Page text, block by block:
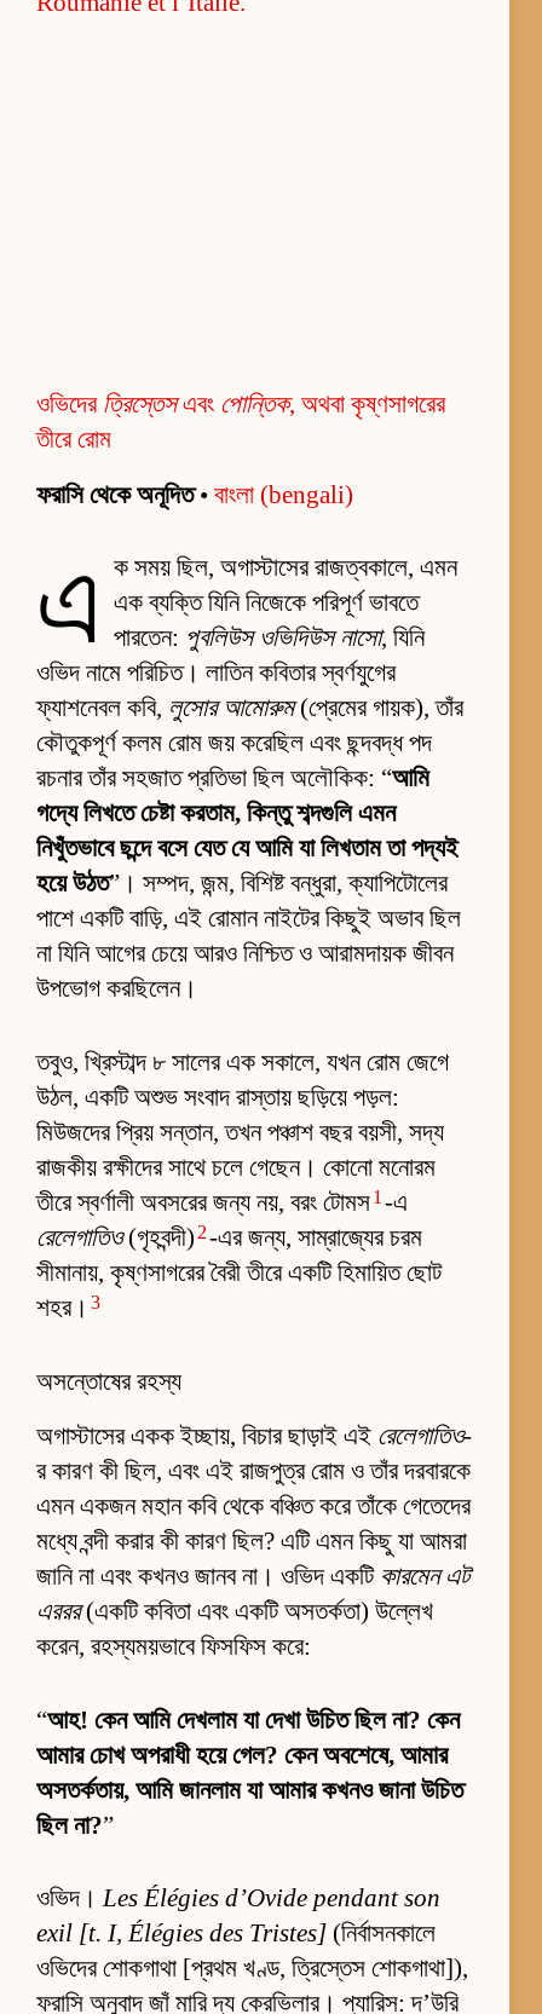
ওভিদের ত্রিস্তেসএবং পোন্তিক, অথবা কৃষ্ণসাগরের
তীরে রোম
ফরাসি থেকে অনূদিত• বাংলা (bengali)
এ
ক সময় ছিল, অগাস্টাসের রাজত্বকালে, এমন
এক ব্যক্তি যিনি নিজেকে পরিপূর্ণ ভাবতে
পারতেন: পুবলিউস ওভিদিউস নাসো, যিনি
ওভিদ নামে পরিচিত। লাতিন কবিতার স্বর্ণযুগের
ফ্যাশনেবল কবি, লুসোর আমোরুম(প্রেমের গায়ক), তাঁর
কৌতুকপূর্ণ কলম রোম জয় করেছিল এবং ছন্দবদ্ধ পদ
রচনার তাঁর সহজাত প্রতিভা ছিল অলৌকিক: “আমি
গদ্যে লিখতে চেষ্টা করতাম, কিন্তু শব্দগুলি এমন
নিখুঁতভাবে ছন্দে বসে যেত যে আমি যা লিখতাম তা পদ্যই
হয়ে উঠত”। সম্পদ, জন্ম, বিশিষ্ট বন্ধুরা, ক্যাপিটোলের
পাশে একটি বাড়ি, এই রোমান নাইটের কিছুই অভাব ছিল
না যিনি আগের চেয়ে আরও নিশ্চিত ও আরামদায়ক জীবন
উপভোগ করছিলেন।
তবুও, খ্রিস্টাব্দ ৮ সালের এক সকালে, যখন রোম জেগে
উঠল, একটি অশুভ সংবাদ রাস্তায় ছড়িয়ে পড়ল:
মিউজদের প্রিয় সন্তান, তখন পঞ্চাশ বছর বয়সী, সদ্য
রাজকীয় রক্ষীদের সাথে চলে গেছেন। কোনো মনোরম
তীরে স্বর্ণালী অবসরের জন্য নয়, বরং টোমস1 -এ
রেলেগাতিও(গৃহবন্দী) 2-এর জন্য, সাম্রাজ্যের চরম
সীমানায়, কৃষ্ণসাগরের বৈরী তীরে একটি হিমায়িত ছোট
শহর। 3
অসন্তোষের রহস্য
অগাস্টাসের একক ইচ্ছায়, বিচার ছাড়াই এই রেলেগাতিও-
র কারণ কী ছিল, এবং এই রাজপুত্র রোম ও তাঁর দরবারকে
এমন একজন মহান কবি থেকে বঞ্চিত করে তাঁকে গেতেদের
মধ্যে বন্দী করার কী কারণ ছিল? এটি এমন কিছু যা আমরা
জানি না এবং কখনও জানব না। ওভিদ একটি কারমেন এট
এররর(একটি কবিতা এবং একটি অসতর্কতা) উল্লেখ
করেন, রহস্যময়ভাবে ফিসফিস করে:
“আহ! কেন আমি দেখলাম যা দেখা উচিত ছিল না? কেন
আমার চোখ অপরাধী হয়ে গেল? কেন অবশেষে, আমার
অসতর্কতায়, আমি জানলাম যা আমার কখনও জানা উচিত
ছিল না?”
ওভিদ।Les Élégies d’Ovide pendant son
exil [t. I, Élégies des Tristes] (নির্বাসনকালে
ওভিদের শোকগাথা [প্রথম খণ্ড, ত্রিস্তেস শোকগাথা]),
ফরাসি অনুবাদ জাঁ মারি দ্য কেরভিলার। প্যারিস: দ’উরি